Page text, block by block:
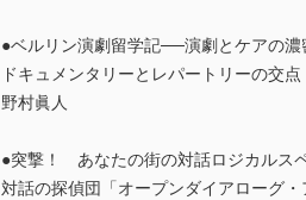
●ベルリン演劇留学記──演劇とケアの濃
ドキュメンタリーとレパートリーの交点
野村眞人
●突撃！ あなたの街の対話ロジカルス
対話の探偵団「オープンダイアローグ・